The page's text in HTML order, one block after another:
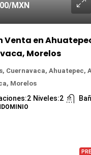
/MXN
Venta en
Morelos
Cuernavaca, Ahuatepec,
Morelos
2 Niveles:2